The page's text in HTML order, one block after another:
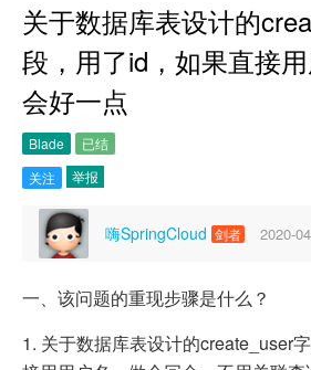
关于数据库表设计的
段，用了id，如果直接
会好一点
Blade
已结
关注
举报
嗨SpringCloud 剑者 2020-
一、该问题的重现步骤是什么？
1. 关于数据库表设计的create_user